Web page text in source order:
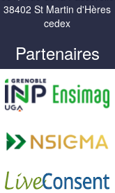
38402 St Martin d'Hères
cedex
Partenaires